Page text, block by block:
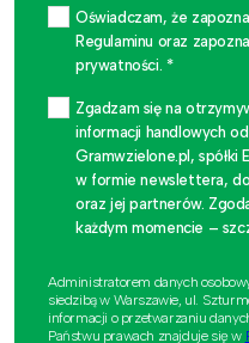
Oświadczam, że
Regulaminu oraz
prywatności. *
Zgadzam się na
informacji handlowych
Gramwzielone.pl, spółki
w formie newslettera,
oraz jej partnerów.
każdym momencie –
Administratorem danych
siedzibą w Warszawie, ul.
informacji o przetwarzaniu
Państwu prawach znajduje się w